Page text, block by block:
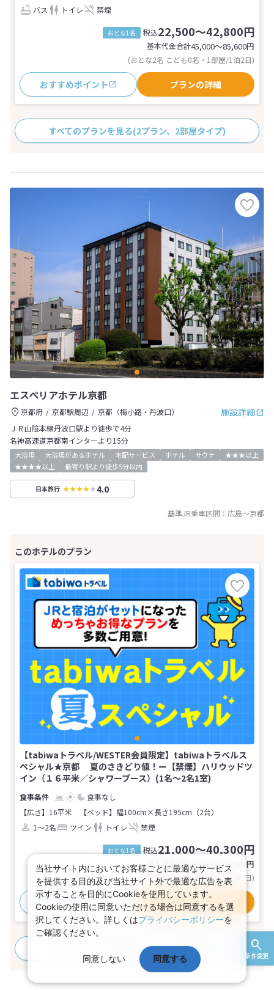
条件変更
バス
トイレ 禁煙
おとな1名 税込22,500～42,800円
基本代金合計45,000〜85,600円
(おとな2名 こども0名・1部屋/1泊2日)
おすすめポイント プランの詳細
すべてのプランを見る(2プラン、2部屋タイプ)
エスペリアホテル京都
施設詳細
京都府 京都駅周辺
京都（梅小路・丹波口）
ＪＲ山陰本線丹波口駅より徒歩で4分
名神高速道京都南インターより15分
大浴場 大浴場があるホテル 宅配サービス ホテル サウナ
★★★以上
★★★★以上
最寄り駅より徒歩5分以内
日本旅行 4.0
基準JR乗車区間： 広島～京都
【tabiwaトラベル/WESTER会員限定】tabiwaトラベルス
ペシャル★京都 夏のさきどり値！ー【禁煙】ハリウッドツ
イン（１６平米／シャワーブース）(1名～2名1室)
食事なし
【広さ】16平米
【ベッド】幅100cm×長さ195cm（2台）
1～2名
ツイン トイレ 禁煙
おとな1名 税込21,000～40,300円
基本代金合計 42,000〜80,600円
(おとな2名 こども0名・1部屋/1泊2日)
おすすめポイント プランの詳細
(2プラン、2部屋タイプ)
当社サイト内においてお客様ごとに最適なサービス
を提供する目的及び当社サイト外で最適な広告を表
示することを目的にCookieを使用しています。
Cookieの使用に同意いただける場合は同意するを選
択してください。詳しくはプライバシーポリシーを
ご確認ください。
同意しない 同意する